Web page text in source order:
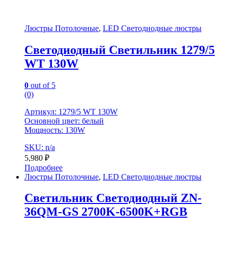
Люстры Потолочные, LED Светодиодные люстры
Светодиодный Светильник 1279/5
WT 130W
0 out of 5
(0)
Артикул: 1279/5 WT 130W
Основной цвет: белый
Мощность: 130W
SKU: n/a
5,980 ₽
Подробнее
Люстры Потолочные, LED Светодиодные люстры
Светильник Светодиодный ZN-
36QM-GS 2700K-6500K+RGB